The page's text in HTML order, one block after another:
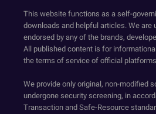
This website functions as a self-
downloads and helpful articles. We are
endorsed by any of the brands,
All published content is for
the terms of service of official
We provide only original, non-modified
undergone security screening, in
Transaction and Safe-Resource